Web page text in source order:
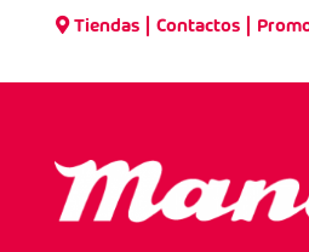
Tiendas |Contactos